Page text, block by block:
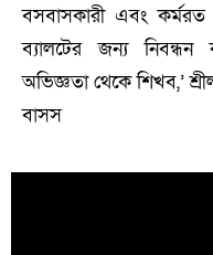
বসবাসকারী এবং কর্মরত
ব্যালটের জন্য
অভিজ্ঞতা থেকে শিখব,’
বাসস